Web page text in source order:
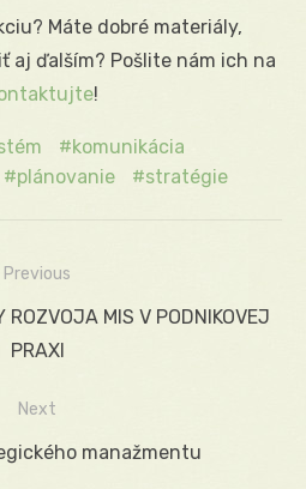
Máte dobré materiály,
aj ďalším? Pošlite nám ich na
!
komunikácia
plánovanie stratégie
Previous
ROZVOJA MIS V PODNIKOVEJ
PRAXI
Next
manažmentu